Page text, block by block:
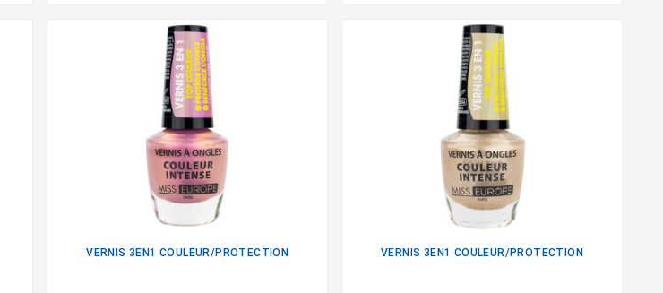
VERNIS 3EN1 COULEUR/PROTECTION VERNIS 3EN1 COULEUR/PROTECTION